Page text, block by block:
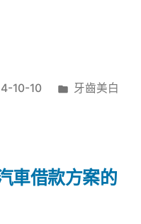
10-10
分
牙齒美白
車借款方案的